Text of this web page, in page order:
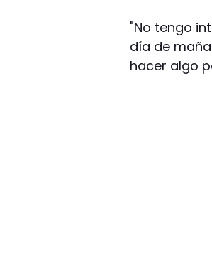
"No tengo
día de
hacer algo